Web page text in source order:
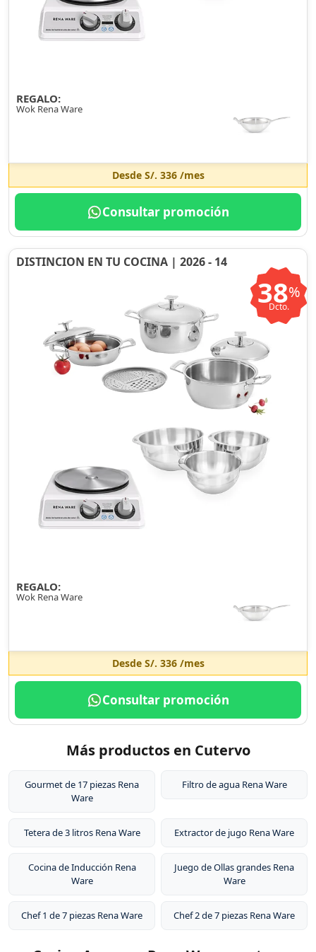
REGALO:
Wok Rena Ware
Desde S/. 336/mes
Consultar promoción
DISTINCION EN TU COCINA | 2026 - 14
38%
Dcto.
REGALO:
Wok Rena Ware
Desde S/. 336/mes
Consultar promoción
Más productos en Cutervo
Gourmet de 17 piezas Rena
Ware
Filtro de agua Rena Ware
Tetera de 3 litros Rena Ware Extractor de jugo Rena Ware
Cocina de Inducción Rena
Ware
Juego de Ollas grandes Rena
Ware
Chef 1 de 7 piezas Rena Ware Chef 2 de 7 piezas Rena Ware